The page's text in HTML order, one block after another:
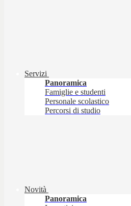
Servizi
Panoramica
Famiglie e studenti
Personale scolastico
Percorsi di studio
Novità
Panoramica